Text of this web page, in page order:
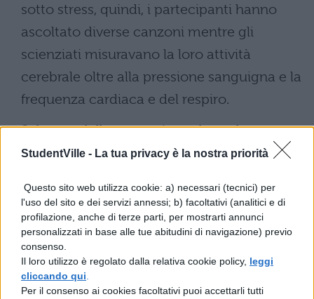
StudentVille - La tua privacy è la nostra priorità
Questo sito web utilizza cookie: a) necessari (tecnici) per
l'uso del sito e dei servizi annessi; b) facoltativi (analitici e di
profilazione, anche di terze parti, per mostrarti annunci
personalizzati in base alle tue abitudini di navigazione) previo
consenso.
Il loro utilizzo è regolato dalla relativa cookie policy, leggi
cliccando qui
Per il consenso ai cookies facoltativi puoi accettarli tutti
sotto stress, quindi, i partecipanti hanno
ascoltato diverse canzoni mentre gli
scienziati misuravano la loro attività
cerebrale oltre alla pressione sanguigna e la
frequenza cardiaca e del respiro.
Solo una delle canzoni ascoltate durante
l’esperimento ha prodotto il maggior stato
“Weightless” (Senza Peso) e ascoltandola,
l’ansia si riduce del 65%.
Il brano è nato, diciamo così, “a tavolino”: il
gruppoMarconi Union, infatti, ha
composto la canzone con la collaborazione